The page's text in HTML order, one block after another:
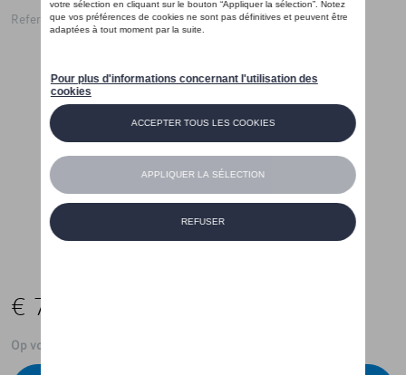
Referentie: 10A061160
€ 76,00
Op voorraad